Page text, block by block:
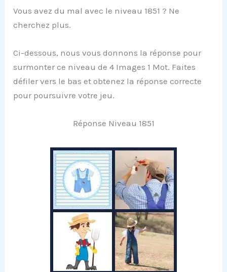
Vous avez du mal avec le niveau 1851 ? Ne
cherchez plus.
Ci-dessous, nous vous donnons la réponse pour
surmonter ce niveau de 4 Images 1 Mot. Faites
défiler vers le bas et obtenez la réponse correcte
pour poursuivre votre jeu.
Réponse Niveau 1851